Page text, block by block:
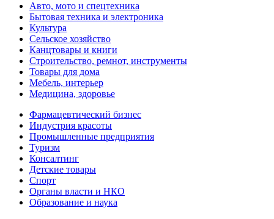
Авто, мото и спецтехника
Бытовая техника и электроника
Культура
Сельское хозяйство
Канцтовары и книги
Строительство, ремнот, инструменты
Товары для дома
Мебель, интерьер
Медицина, здоровье
Фармацевтический бизнес
Индустрия красоты
Промышленные предприятия
Туризм
Консалтинг
Детские товары
Спорт
Органы власти и НКО
Образование и наука